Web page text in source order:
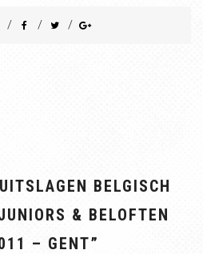
/ / /
UITSLAGEN BELGISCH
& BELOFTEN
– GENT”